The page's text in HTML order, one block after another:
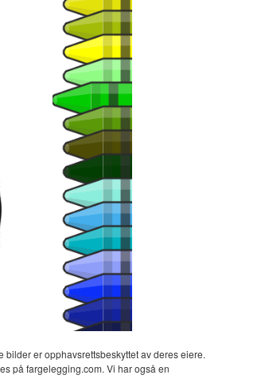
er opphavsrettsbeskyttet av deres eiere.
på fargelegging.com. Vi har også en